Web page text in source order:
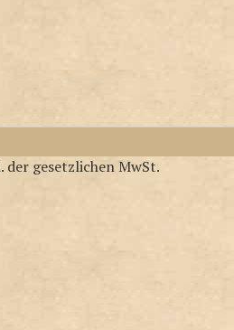
der gesetzlichen MwSt.